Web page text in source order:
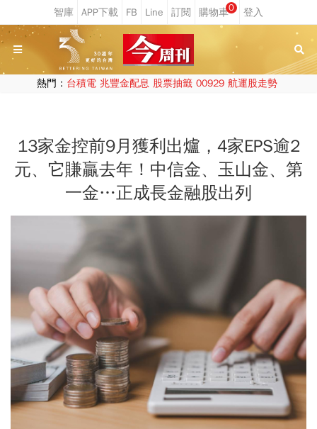
0
熱門： 台積電 兆豐金配息 股票抽籤 00929 航運股走勢
13家金控前9月獲利出爐，4家EPS逾2
元、它賺贏去年！中信金、玉山金、第
一金…正成長金融股出列